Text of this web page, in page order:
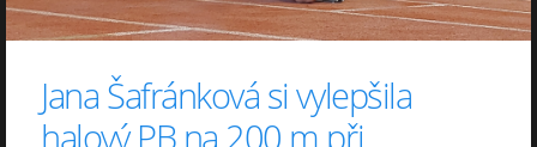
Jana Šafránková si vylepšila